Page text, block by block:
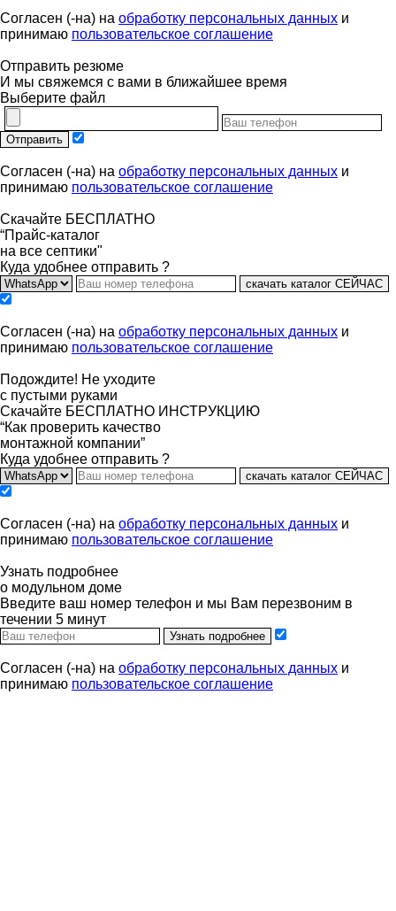
Согласен (-на) на обработку персональных данных и
принимаю пользовательское соглашение
Отправить резюме
И мы свяжемся с вами в ближайшее время
Выберите файл
Отправить
Согласен (-на) на обработку персональных данных и
принимаю пользовательское соглашение
Скачайте БЕСПЛАТНО
“Прайс-каталог
на все септики"
Куда удобнее отправить ?
скачать каталог СЕЙЧАС
Согласен (-на) на обработку персональных данных и
принимаю пользовательское соглашение
Подождите! Не уходите
с пустыми руками
Скачайте БЕСПЛАТНО ИНСТРУКЦИЮ
“Как проверить качество
монтажной компании”
Куда удобнее отправить ?
скачать каталог СЕЙЧАС
Согласен (-на) на обработку персональных данных и
принимаю пользовательское соглашение
Узнать подробнее
о модульном доме
Введите ваш номер телефон и мы Вам перезвоним в
течении 5 минут
Узнать подробнее
Согласен (-на) на обработку персональных данных и
принимаю пользовательское соглашение